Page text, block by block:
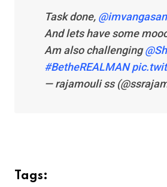
Task done,
And lets have some
Am also challenging
#BetheREALMAN
— rajamouli ss
Tags: